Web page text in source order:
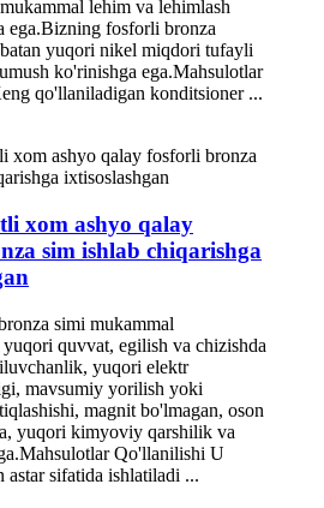
lehim va lehimlash
ega.Bizning fosforli bronza
yuqori nikel miqdori tufayli
ko'rinishga ega.Mahsulotlar
qo'llaniladigan konditsioner ...
xom ashyo qalay
sim ishlab chiqarishga
simi mukammal
quvvat, egilish va chizishda
yuqori elektr
mavsumiy yorilish yoki
magnit bo'lmagan, oson
yuqori kimyoviy qarshilik va
Qo'llanilishi U
astar sifatida ishlatiladi ...